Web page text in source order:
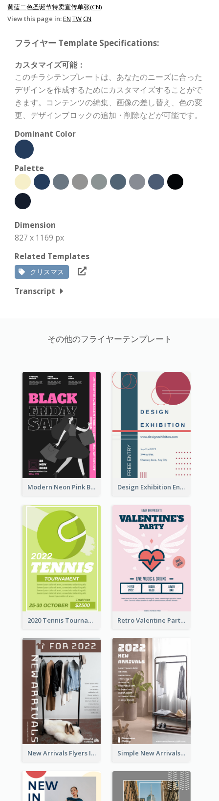
黄蓝二色圣诞节特卖宣传单张(CN)
View this page in:EN TWCN
フライヤー Template Specifications:
カスタマイズ可能：
このチラシテンプレートは、あなたのニーズに合った
デザインを作成するためにカスタマイズすることがで
きます。コンテンツの編集、画像の差し替え、色の変
更、デザインブロックの追加・削除などが可能です。
Dominant Color
Palette
Dimension
827 x 1169 px
Related Templates
クリスマス
Transcript
その他のフライヤーテンプレート
Modern Neon Pink Black Friday Shopping Sale Day Flyer Design Exhibition Entry Flyer
2020 Tennis Tournament Flyer Retro Valentine Party Pink Flyers Design Templates
New Arrivals Flyers In In Brown Colour Tone Simple New Arrivals Flyer For The Coming Year